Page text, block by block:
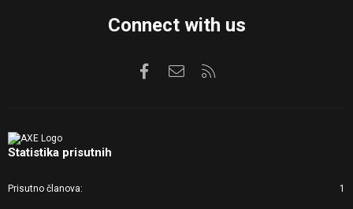
Connect with us
FacebookKontaktirajte nas
Statistika prisutnih
Prisutno članova 1